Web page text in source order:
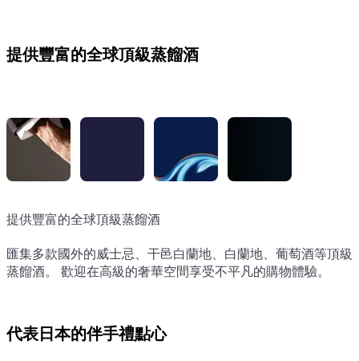
提供豐富的全球頂級蒸餾酒
提供豐富的全球頂級蒸餾酒
匯集多款國外的威士忌、干邑白蘭地、白蘭地、葡萄酒等頂級
蒸餾酒。 歡迎在高級的奢華空間享受不平凡的購物體驗。
提供豐富的全球頂級蒸餾酒
匯集多款國外的威士忌、干邑白蘭地、白蘭地、葡萄酒等頂級
蒸餾酒。 歡迎在高級的奢華空間享受不平凡的購物體驗。
提供豐富的全球頂級蒸餾酒
匯集多款國外的威士忌、干邑白蘭地、白蘭地、葡萄酒等頂級
蒸餾酒。 歡迎在高級的奢華空間享受不平凡的購物體驗。
提供豐富的全球頂級蒸餾酒
匯集多款國外的威士忌、干邑白蘭地、白蘭地、葡萄酒等頂級
蒸餾酒。 歡迎在高級的奢華空間享受不平凡的購物體驗。
代表日本的伴手禮點心